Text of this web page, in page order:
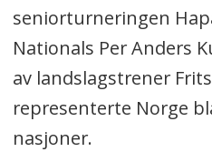
seniorturneringen
Nationals Per Anders
av landslagstrener
representerte Norge
nasjoner.